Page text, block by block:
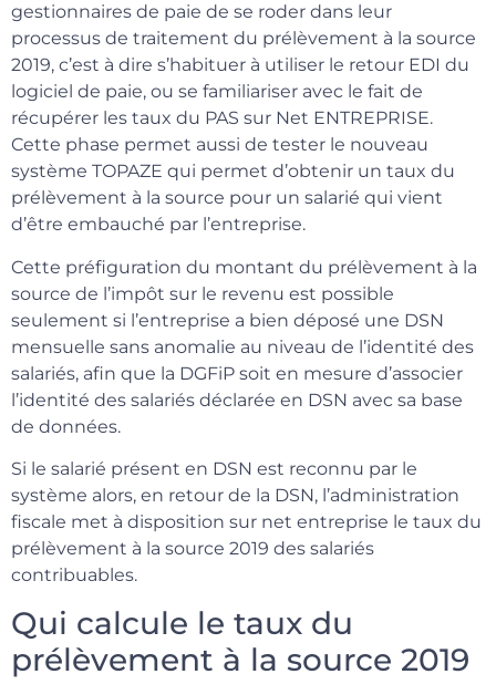
gestionnaires de paie de se roder dans leur
processus de traitement du prélèvement à la source
2019, c’est à dire s’habituer à utiliser le retour EDI du
logiciel de paie, ou se familiariser avec le fait de
récupérer les taux du PAS sur Net ENTREPRISE.
Cette phase permet aussi de tester le nouveau
système TOPAZE qui permet d’obtenir un taux du
prélèvement à la source pour un salarié qui vient
d’être embauché par l’entreprise.
Cette préfiguration du montant du prélèvement à la
source de l’impôt sur le revenu est possible
seulement si l’entreprise a bien déposé une DSN
mensuelle sans anomalie au niveau de l’identité des
salariés, afin que la DGFiP soit en mesure d’associer
l’identité des salariés déclarée en DSN avec sa base
de données.
Si le salarié présent en DSN est reconnu par le
système alors, en retour de la DSN, l’administration
fiscale met à disposition sur net entreprise le taux du
prélèvement à la source 2019 des salariés
contribuables.
Qui calcule le taux du
prélèvement à la source 2019